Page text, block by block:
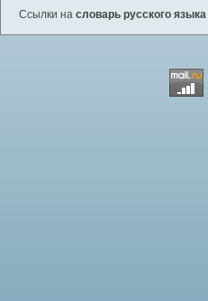
Ссылки на словарь русского языка